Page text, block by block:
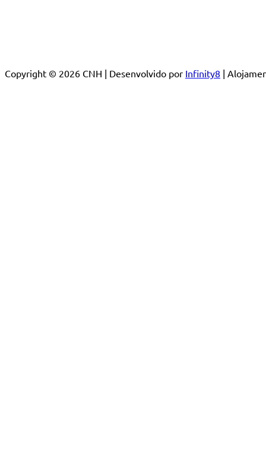
Copyright © 2026 CNH | Desenvolvido por Infinity8 |